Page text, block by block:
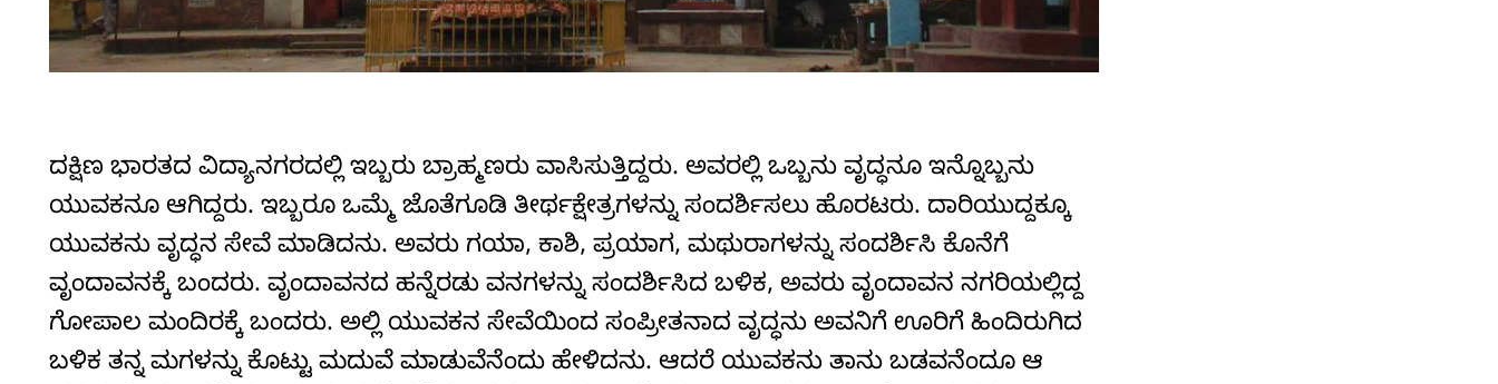
ದಕ್ಷಿಣ ಭಾರತದ ವಿದ್ಯಾನಗರದಲ್ಲಿ ಇಬ್ಬರು ಬ್ರಾಹ್ಮಣರು ವಾಸಿಸುತ್ತಿದ್ದರು. ಅವರಲ್ಲಿ ಒಬ್ಬನು ವೃದ್ಧನೂ ಇನ್ನೊಬ್ಬನು
ಯುವಕನೂ ಆಗಿದ್ದರು. ಇಬ್ಬರೂ ಒಮ್ಮೆ ಜೊತೆಗೂಡಿ ತೀರ್ಥಕ್ಷೇತ್ರಗಳನ್ನು ಸಂದರ್ಶಿಸಲು ಹೊರಟರು. ದಾರಿಯುದ್ದಕ್ಕೂ
ಯುವಕನು ವೃದ್ಧನ ಸೇವೆ ಮಾಡಿದನು. ಅವರು ಗಯಾ, ಕಾಶಿ, ಪ್ರಯಾಗ, ಮಥುರಾಗಳನ್ನು ಸಂದರ್ಶಿಸಿ ಕೊನೆಗೆ
ವೃಂದಾವನಕ್ಕೆ ಬಂದರು. ವೃಂದಾವನದ ಹನ್ನೆರಡು ವನಗಳನ್ನು ಸಂದರ್ಶಿಸಿದ ಬಳಿಕ, ಅವರು ವೃಂದಾವನ ನಗರಿಯಲ್ಲಿದ್ದ
ಗೋಪಾಲ ಮಂದಿರಕ್ಕೆ ಬಂದರು. ಅಲ್ಲಿ ಯುವಕನ ಸೇವೆಯಿಂದ ಸಂಪ್ರೀತನಾದ ವೃದ್ಧನು ಅವನಿಗೆ ಊರಿಗೆ ಹಿಂದಿರುಗಿದ
ಬಳಿಕ ತನ್ನ ಮಗಳನ್ನು ಕೊಟ್ಟು ಮದುವೆ ಮಾಡುವೆನೆಂದು ಹೇಳಿದನು. ಆದರೆ ಯುವಕನು ತಾನು ಬಡವನೆಂದೂ ಆ